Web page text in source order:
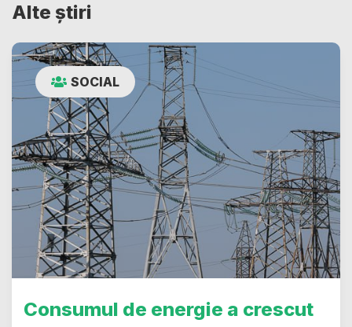
Alte știri
SOCIAL
Consumul de energie a crescut